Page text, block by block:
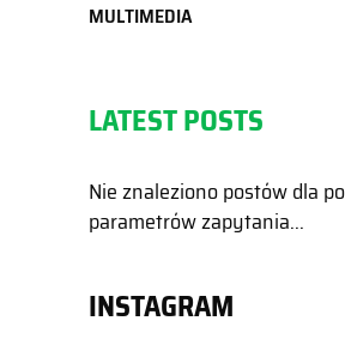
MULTIMEDIA
LATEST POSTS
Nie znaleziono postów dla
parametrów zapytania...
INSTAGRAM